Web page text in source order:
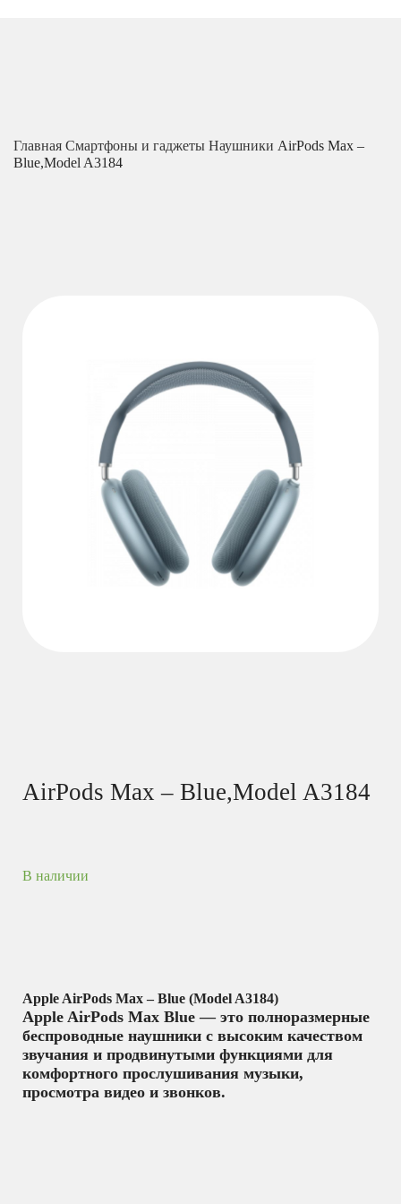
Главная Смартфоны и гаджеты Наушники AirPods Max –
Blue,Model A3184
AirPods Max – Blue,Model A3184
В наличии
Apple AirPods Max – Blue (Model A3184)
Apple AirPods Max Blue — это полноразмерные
беспроводные наушники с высоким качеством
звучания и продвинутыми функциями для
комфортного прослушивания музыки,
просмотра видео и звонков.